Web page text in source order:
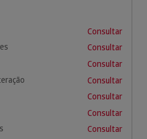
Consultar
Consultar
Consultar
Consultar
Consultar
Consultar
Consultar